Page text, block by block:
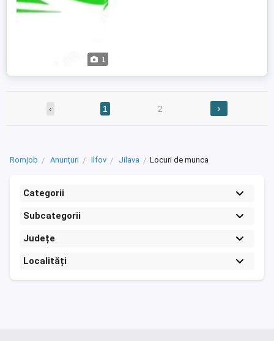
1
‹ 1 2 ›
Romjob Anunțuri Ilfov Jilava Locuri de munca
Categorii
Subcategorii
Județe
Localități